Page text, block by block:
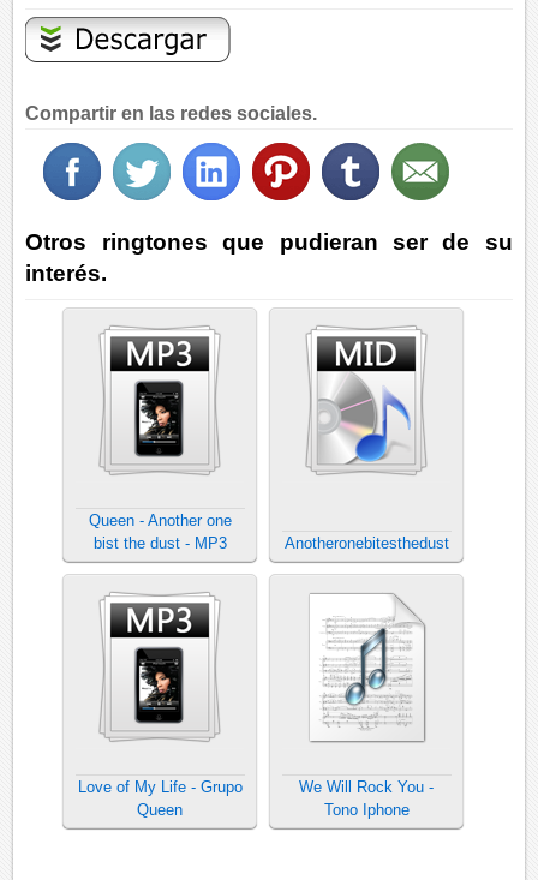
Compartir en las redes sociales.
Otros ringtones que pudieran ser de su
interés.
Queen - Another one
bist the dust - MP3
Anotheronebitesthedust
Love of My Life - Grupo
Queen
We Will Rock You -
Tono Iphone